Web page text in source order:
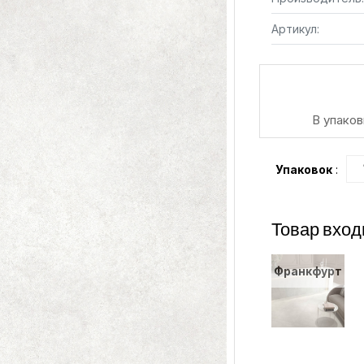
Артикул:
В
Упаковок :
Товар
Франкфурт